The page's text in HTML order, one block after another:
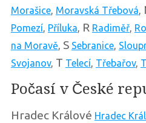
Morašice, Moravská Třebová,
Pomezí, Příluka, R Radiměř,
na Moravě, S Sebranice,
Svojanov, T Telecí, Třebařov,
Počasí v České
Hradec Králové Hradec